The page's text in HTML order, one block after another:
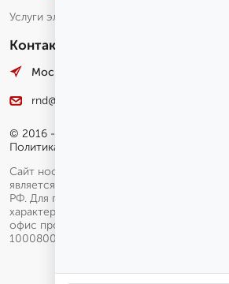
Услуги электронного маркетинга и
Контакты
Москва, Лесная улица, 4. оф. 12
rnd@pesko.ru
© 2016 - 2026 гг.
Политика конфиденциальности
Сайт носит исключительно
является публичной офертой,
РФ. Для получения подробной
характеристиках и стоимости услуг и
офис продаж.
100080010.